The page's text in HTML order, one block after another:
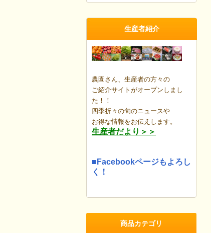
生産者紹介
農園さん、生産者の方々の
ご紹介サイトがオープンしまし
た！！
四季折々の旬のニュースや
お得な情報をお伝えします。
生産者だより＞＞
■Facebookページもよろし
く！
商品カテゴリ